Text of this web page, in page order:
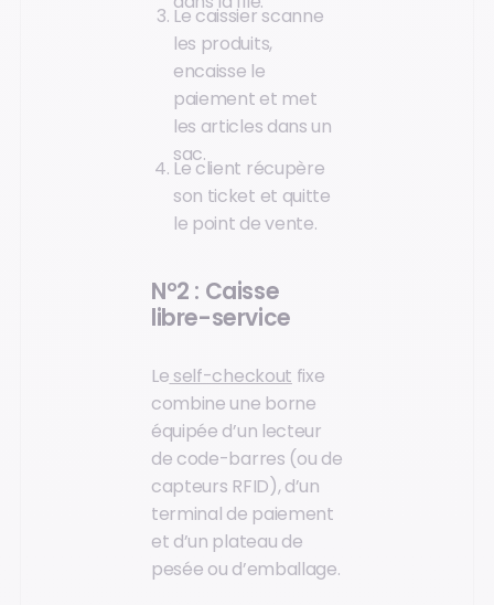
Le caissier scanne
les produits,
encaisse le
paiement et met
les articles dans un
sac.
Le client récupère
son ticket et quitte
le point de vente.
N°2 : Caisse
libre-service
Le self-checkout fixe
combine une borne
équipée d’un lecteur
de code-barres (ou de
capteurs RFID), d’un
terminal de paiement
et d’un plateau de
pesée ou d’emballage.